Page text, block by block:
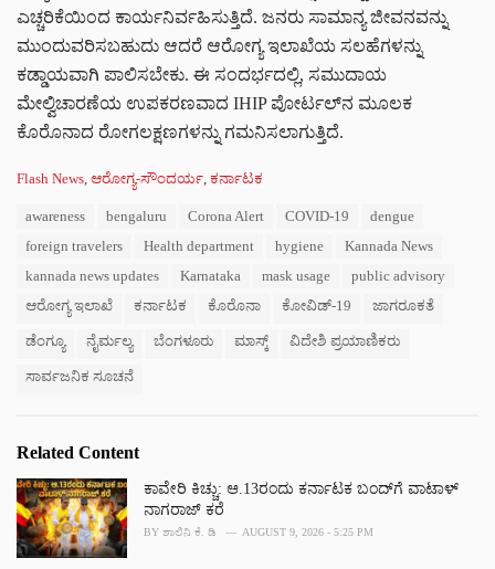
ಎಚ್ಚರಿಕೆಯಿಂದ ಕಾರ್ಯನಿರ್ವಹಿಸುತ್ತಿದೆ. ಜನರು ಸಾಮಾನ್ಯ ಜೀವನವನ್ನು
ಮುಂದುವರಿಸಬಹುದು ಆದರೆ ಆರೋಗ್ಯ ಇಲಾಖೆಯ ಸಲಹೆಗಳನ್ನು
ಕಡ್ಡಾಯವಾಗಿ ಪಾಲಿಸಬೇಕು. ಈ ಸಂದರ್ಭದಲ್ಲಿ, ಸಮುದಾಯ
ಮೇಲ್ವಿಚಾರಣೆಯ ಉಪಕರಣವಾದ IHIP ಪೋರ್ಟಲ್‌ನ ಮೂಲಕ
ಕೊರೊನಾದ ರೋಗಲಕ್ಷಣಗಳನ್ನು ಗಮನಿಸಲಾಗುತ್ತಿದೆ.
C
Flash News, ಆರೋಗ್ಯ-ಸೌಂದರ್ಯ, ಕರ್ನಾಟಕ
awareness bengaluru Corona Alert COVID-19
dengue
foreign travelers
Health department hygiene
Kannada News
kannada news updates
Karnataka mask usage
public advisory
ಆರೋಗ್ಯ ಇಲಾಖೆ
ಕರ್ನಾಟಕ ಕೊರೊನಾ ಕೋವಿಡ್-19 ಜಾಗರೂಕತೆ
ಡೆಂಗ್ಯೂ ನೈರ್ಮಲ್ಯ ಬೆಂಗಳೂರು ಮಾಸ್ಕ್ ವಿದೇಶಿ ಪ್ರಯಾಣಿಕರು
ಸಾರ್ವಜನಿಕ ಸೂಚನೆ
Related Content
ಕಾವೇರಿ ಕಿಚ್ಚು: ಆ.13ರಂದು ಕರ್ನಾಟಕ ಬಂದ್‌ಗೆ ವಾಟಾಳ್
ನಾಗರಾಜ್ ಕರೆ
BY ಶಾಲಿನಿ ಕೆ. ಡಿ AUGUST 9, 2026 - 5:25 PM